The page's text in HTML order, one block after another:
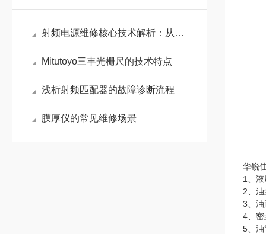
射频电源维修核心技术解析：从电弧防护到精准阻抗匹配
Mitutoyo三丰光栅尺的技术特点
浅析射频匹配器的故障诊断流程
膜厚仪的常见维修场景
华锐
1、
2、
3、油
4、密
5、油